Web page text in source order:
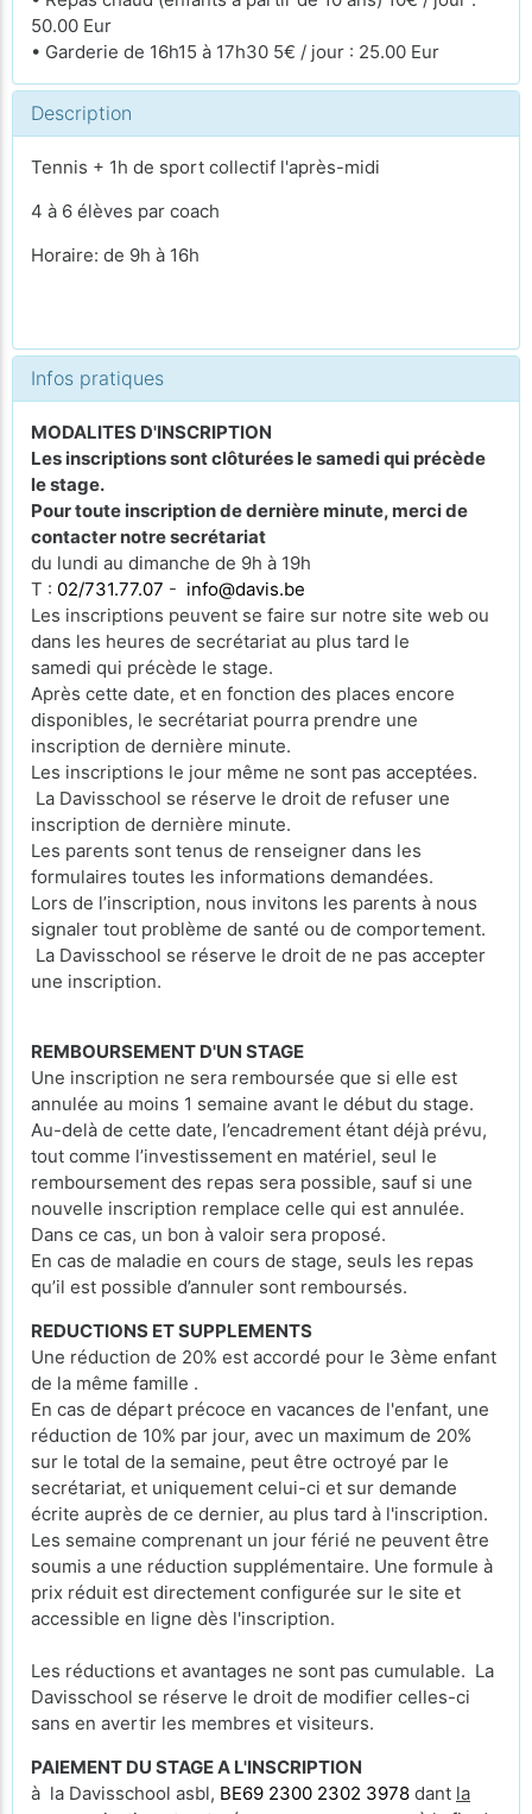
50.00 Eur
• Garderie de 16h15 à 17h30 5€ / jour : 25.00 Eur
Description
Tennis + 1h de sport collectif l'après-midi
4 à 6 élèves par coach
Horaire: de 9h à 16h
Infos pratiques
MODALITES D'INSCRIPTION
Les inscriptions sont clôturées le samedi qui précède
le stage.
Pour toute inscription de dernière minute, merci de
contacter notre secrétariat
du lundi au dimanche de 9h à 19h
T : 02/731.77.07 - info@davis.be
Les inscriptions peuvent se faire sur notre site web ou
dans les heures de secrétariat au plus tard le
samedi qui précède le stage.
Après cette date, et en fonction des places encore
disponibles, le secrétariat pourra prendre une
inscription de dernière minute.
Les inscriptions le jour même ne sont pas acceptées.
La Davisschool se réserve le droit de refuser une
inscription de dernière minute.
Les parents sont tenus de renseigner dans les
formulaires toutes les informations demandées.
Lors de l’inscription, nous invitons les parents à nous
signaler tout problème de santé ou de comportement.
La Davisschool se réserve le droit de ne pas accepter
une inscription.
REMBOURSEMENT D'UN STAGE
Une inscription ne sera remboursée que si elle est
annulée au moins 1 semaine avant le début du stage.
Au-delà de cette date, l’encadrement étant déjà prévu,
tout comme l’investissement en matériel, seul le
remboursement des repas sera possible, sauf si une
nouvelle inscription remplace celle qui est annulée.
Dans ce cas, un bon à valoir sera proposé.
En cas de maladie en cours de stage, seuls les repas
qu’il est possible d’annuler sont remboursés.
REDUCTIONS ET SUPPLEMENTS
Une réduction de 20% est accordé pour le 3ème enfant
de la même famille .
En cas de départ précoce en vacances de l'enfant, une
réduction de 10% par jour, avec un maximum de 20%
sur le total de la semaine, peut être octroyé par le
secrétariat, et uniquement celui-ci et sur demande
écrite auprès de ce dernier, au plus tard à l'inscription.
Les semaine comprenant un jour férié ne peuvent être
soumis a une réduction supplémentaire. Une formule à
prix réduit est directement configurée sur le site et
accessible en ligne dès l'inscription.
Les réductions et avantages ne sont pas cumulable. La
Davisschool se réserve le droit de modifier celles-ci
sans en avertir les membres et visiteurs.
PAIEMENT DU STAGE A L'INSCRIPTION
à la Davisschool asbl, BE69 2300 2302 3978 dant la